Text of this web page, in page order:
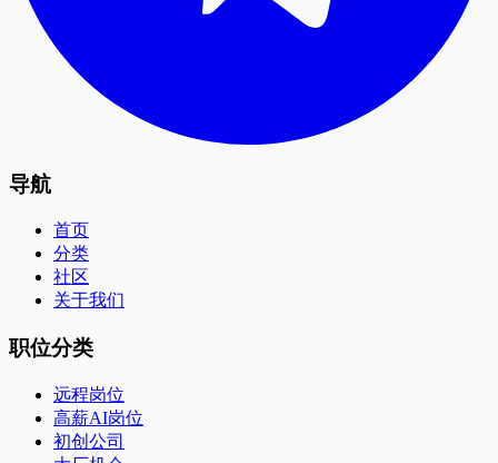
导航
首页
分类
社区
关于我们
职位分类
远程岗位
高薪AI岗位
初创公司